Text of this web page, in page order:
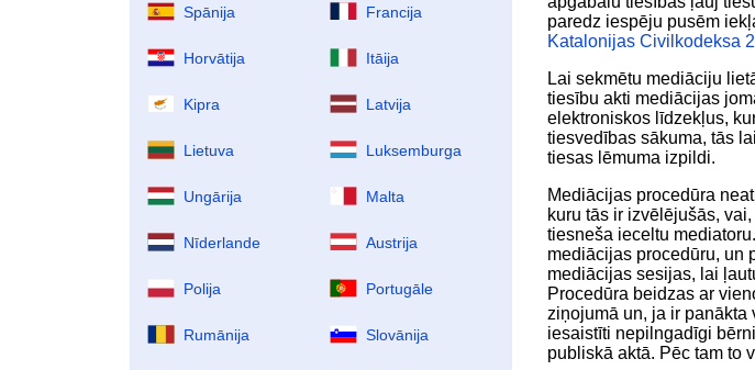
Spānija Francija
Horvātija Itāija
Kipra Latvija
Lietuva Luksemburga
Ungārija Malta
Nīderlande Austrija
Polija Portugāle
Rumānija Slovānija
paredz iespēju pusēm
Katalonijas Civilkodeksa
Lai sekmētu mediāciju
tiesību akti mediācijas
elektroniskos līdzekļus,
tiesvedības sākuma, tās
tiesas lēmuma izpildi.
Mediācijas procedūra
kuru tās ir izvēlējušās,
tiesneša ieceltu
mediācijas procedūru, un
mediācijas sesijas, lai
Procedūra beidzas ar
ziņojumā un, ja ir panākta
iesaistīti nepilngadīgi
publiskā aktā. Pēc tam to